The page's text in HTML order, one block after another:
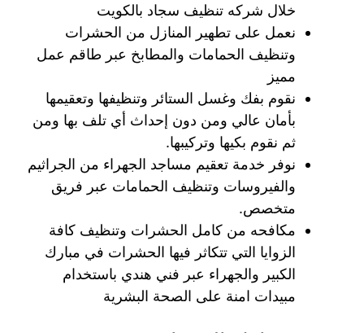
خلال شركه تنظيف سجاد بالكويت
نعمل على تطهير المنازل من الحشرات
وتنظيف الحمامات والمطابخ عبر طاقم عمل
مميز
نقوم بفك وغسل الستائر وتنظيفها وتعقيمها
بأمان عالي ومن دون إحداث أي تلف بها ومن
ثم نقوم بكيها وتركيبها.
نوفر خدمة تعقيم مساجد الجهراء من الجراثيم
والفيروسات وتنظيف الحمامات عبر فريق
متخصص.
مكافحه من كامل الحشرات وتنظيف كافة
الزوايا التي تتكاثر فيها الحشرات في مبارك
الكبير والجهراء عبر فني هندي باستخدام
مبيدات امنة على الصحة البشرية